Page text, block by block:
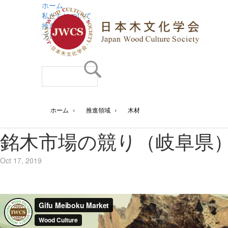
ホーム
私たちについて
推進領域
プログラム
ホーム › 推進領域 › 木材
銘木市場の競り（岐阜県
Oct 17, 2019